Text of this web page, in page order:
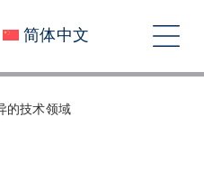
简体中文
切
的技术领域